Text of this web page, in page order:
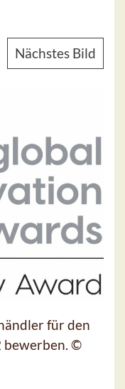
Nächstes Bild
für den
bewerben. ©